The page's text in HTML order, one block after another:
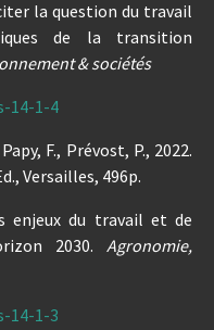
la question du travail
de la transition
& sociétés
14-1-4
F., Prévost, P., 2022.
Versailles, 496p.
enjeux du travail et de
2030. Agronomie,
14-1-3